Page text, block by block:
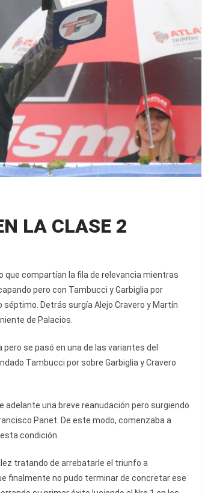
LA CLASE 2
que compartían la fila de relevancia mientras
pero con Tambucci y Garbiglia por
Detrás surgía Alejo Cravero y Martín
de Palacios.
se pasó en una de las variantes del
Tambucci por sobre Garbiglia y Cravero
una breve reanudación pero surgiendo
Panet. De este modo, comenzaba a
condición.
tratando de arrebatarle el triunfo a
finalmente no pudo terminar de concretar ese